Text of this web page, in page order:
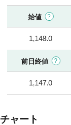
始値
1,148.0
前日終値
1,147.0
チャート